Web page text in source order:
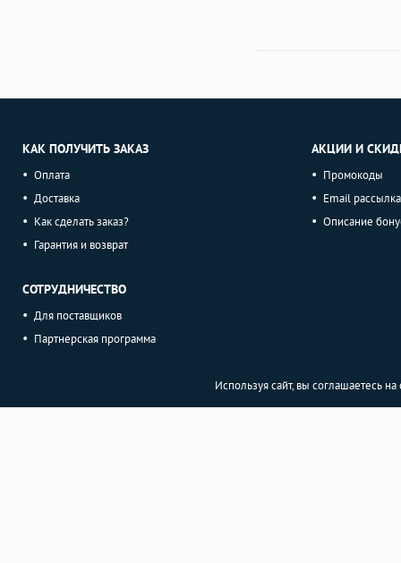
КАК ПОЛУЧИТЬ ЗАКАЗ
Оплата
Доставка
Как сделать заказ?
Гарантия и возврат
СОТРУДНИЧЕСТВО
Для поставщиков
Партнерская программа
АКЦИИ И
Промокоды
Email рассылка
Описание
Используя сайт, вы соглашаетесь